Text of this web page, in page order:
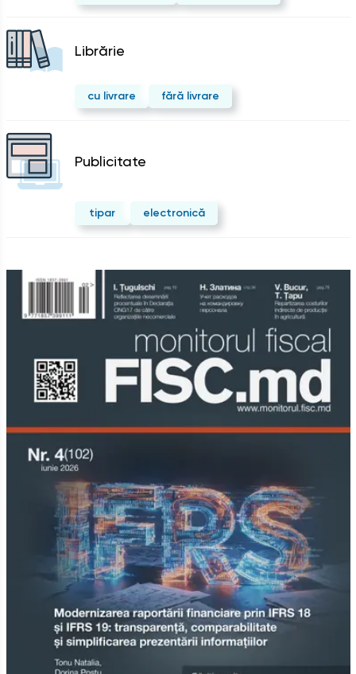
Librărie
cu livrare fără livrare
Publicitate
tipar electronică